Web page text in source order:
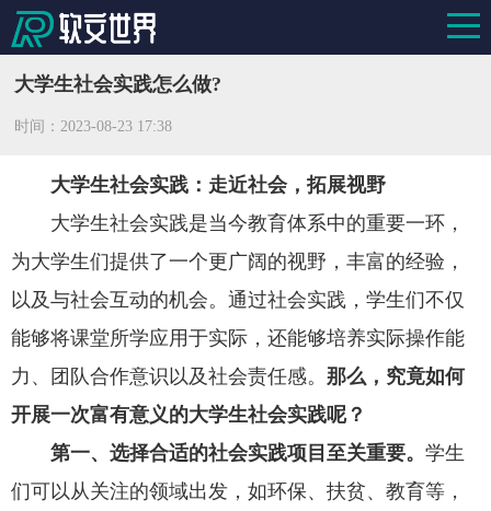
大学生社会实践怎么做?
时间：2023-08-23 17:38
大学生社会实践：走近社会，拓展视野
大学生社会实践是当今教育体系中的重要一环，
为大学生们提供了一个更广阔的视野，丰富的经验，
以及与社会互动的机会。通过社会实践，学生们不仅
能够将课堂所学应用于实际，还能够培养实际操作能
力、团队合作意识以及社会责任感。 那么，究竟如何
开展一次富有意义的大学生社会实践呢？
第一、 选择合适的社会实践项目至关重要。 学生
们可以从关注的领域出发，如环保、扶贫、教育等，